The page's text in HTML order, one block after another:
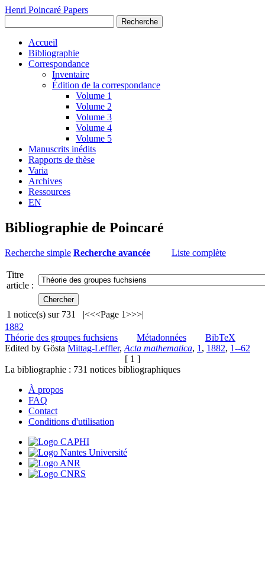
Henri Poincaré Papers
Recherche
Accueil
Bibliographie
Correspondance
Inventaire
Édition de la correspondance
Volume 1
Volume 2
Volume 3
Volume 4
Volume 5
Manuscrits inédits
Rapports de thèse
Varia
Archives
Ressources
EN
Bibliographie de Poincaré
Recherche simple Recherche avancée Liste complète
Titre
article :
1 notice(s) sur 731 |<<<Page 1>>>|
1882
Théorie des groupes fuchsiens
Métadonnées
BibTeX
Edited by Gösta Mittag-Leffler, Acta mathematica, 1 , 1882, 1--62
[ 1 ]
La bibliographie : 731 notices bibliographiques
À propos
FAQ
Contact
Conditions d'utilisation